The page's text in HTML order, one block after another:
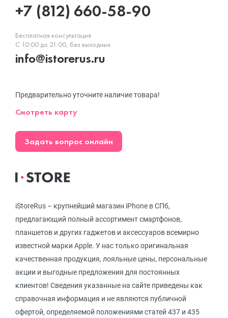
iStoreRus – крупнейший магазин iPhone в СПб,
предлагающий полный ассортимент смартфонов,
планшетов и других гаджетов и аксессуаров всемирно
известной марки Apple. У нас только оригинальная
качественная продукция, лояльные цены, персональные
акции и выгодные предложения для постоянных
клиентов! Сведения указанные на сайте приведены как
справочная информация и не являются публичной
офертой, определяемой положениями статей 437 и 435
+7 (812) 660-58-90
Бесплатная консультация
С 10:00 до 21:00, без выходных
info@istorerus.ru
Предварительно уточните наличие товара!
Смотреть карту
Задать вопрос онлайн